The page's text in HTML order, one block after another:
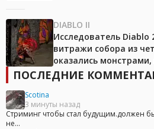
DIABLO II
Исследователь Diablo
витражи собора из
оказались
ПОСЛЕДНИЕ
Scotina
3 минуты назад
Стриминг чтобы стал будущим.должен
не...